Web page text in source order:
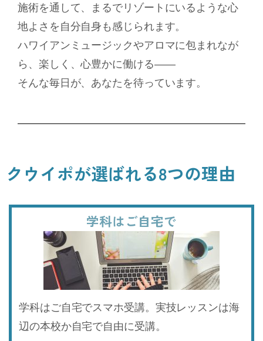
施術を通して、まるでリゾートにいるような心
地よさを自分自身も感じられます。
ハワイアンミュージックやアロマに包まれなが
ら、楽しく、心豊かに働ける――
そんな毎日が、あなたを待っています。
クウイポが選ばれる8つの理由
学科はご自宅で
学科はご自宅でスマホ受講。実技レッスンは海
辺の本校か自宅で自由に受講。